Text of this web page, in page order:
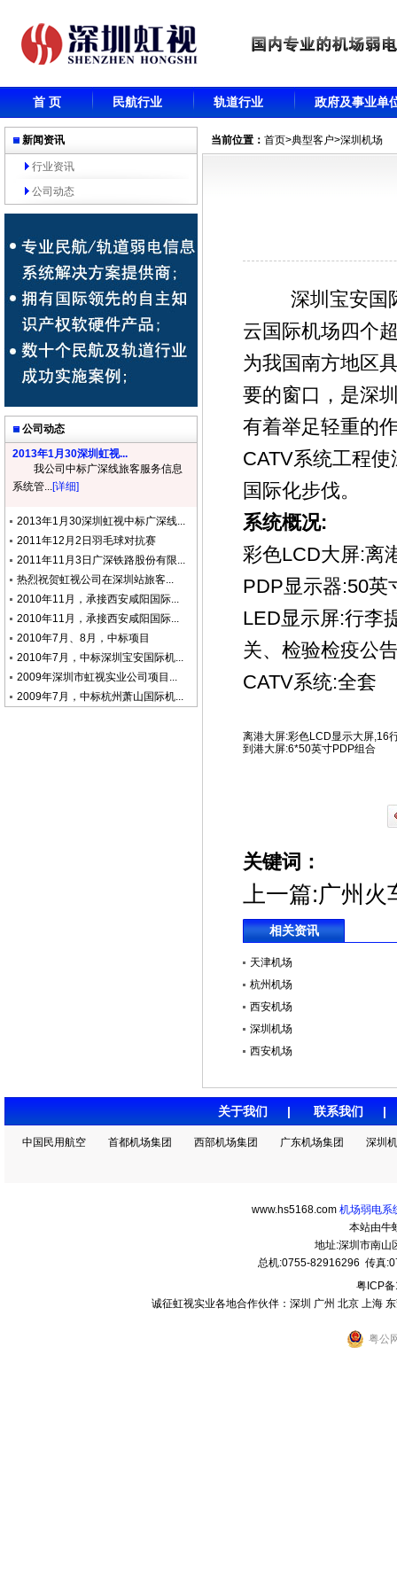
首 页 民航行业 轨道行业 政府及事业单
新闻资讯
行业资讯
公司动态
公司动态
2013年1月30深圳虹视...
我公司中标广深线旅客服务信息
系统管...[详细]
2013年1月30深圳虹视中标广深线...
2011年12月2日羽毛球对抗赛
2011年11月3日广深铁路股份有限...
热烈祝贺虹视公司在深圳站旅客...
2010年11月，承接西安咸阳国际...
2010年11月，承接西安咸阳国际...
2010年7月、8月，中标项目
2010年7月，中标深圳宝安国际机...
2009年深圳市虹视实业公司项目...
2009年7月，中标杭州萧山国际机...
当前位置： 首页>典型客户>深圳机场
深圳宝安国际
云国际机场四个
为我国南方地区
要的窗口，是深
有着举足轻重的
CATV系统工程使
国际化步伐。
系统概况:
彩色LCD大屏:离
PDP显示器:50英
LED显示屏:行李
关、检验检疫公
CATV系统:全套
离港大屏:彩色LCD显示大屏,16
到港大屏:6*50英寸PDP组合
关键词：
上一篇:广州火
相关资讯
天津机场
杭州机场
西安机场
深圳机场
西安机场
关于我们 | 联系我们
中国民用航空 首都机场集团 西部机场集团 广东机场集团 深圳
www.hs5168.com 机场弱电系
本站由牛
地址:深圳市南山
总机:0755-82916296 传真
粤ICP
诚征虹视实业各地合作伙伴：深圳 广州 北京 上海
粤公